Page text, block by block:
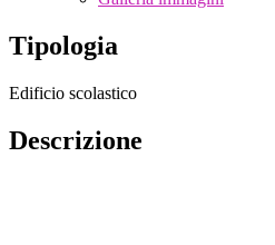
Tipologia
Edificio scolastico
Descrizione